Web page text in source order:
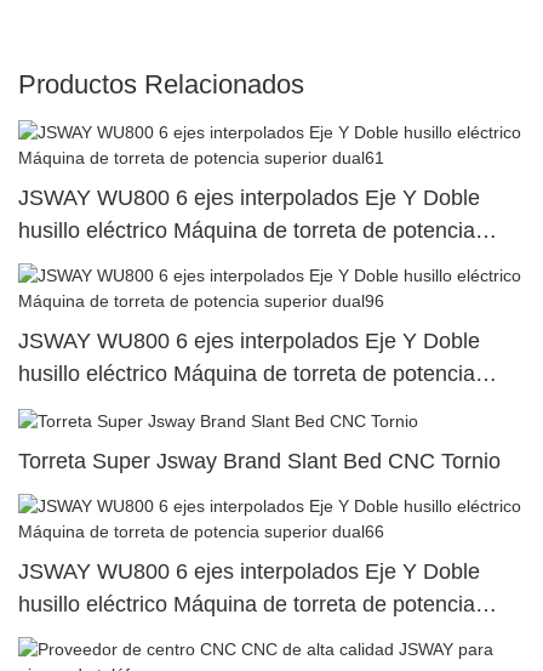
Productos Relacionados
JSWAY WU800 6 ejes interpolados Eje Y Doble
husillo eléctrico Máquina de torreta de potencia
superior dual61
JSWAY WU800 6 ejes interpolados Eje Y Doble
husillo eléctrico Máquina de torreta de potencia
superior dual96
Torreta Super Jsway Brand Slant Bed CNC Tornio
JSWAY WU800 6 ejes interpolados Eje Y Doble
husillo eléctrico Máquina de torreta de potencia
superior dual66